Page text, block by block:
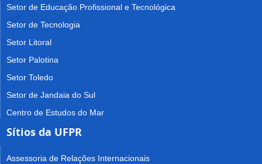
Setor de Educação Profissional e Tecnológica
Setor de Tecnologia
Setor Litoral
Setor Palotina
Setor Toledo
Setor de Jandaia do Sul
Centro de Estudos do Mar
Sítios da UFPR
Assessoria de Relações Internacionais